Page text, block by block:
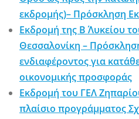
εκδρομής)– Πρόσκληση
Εκδρομή της Β΄ Λυκείου
Θεσσαλονίκη –
ενδιαφέροντος για
οικονομικής προσφοράς
Εκδρομή του ΓΕΛ
πλαίσιο προγράμματος